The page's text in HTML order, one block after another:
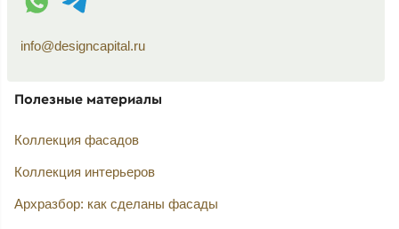
info@designcapital.ru
Полезные материалы
Коллекция фасадов
Коллекция интерьеров
Архразбор: как сделаны фасады